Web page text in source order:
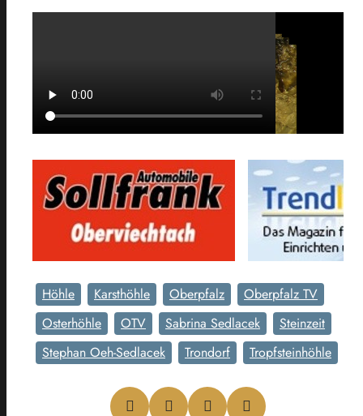
Höhle Karsthöhle Oberpfalz
Oberpfalz TV
Osterhöhle
OTV Sabrina Sedlacek
Steinzeit
Stephan Oeh-Sedlacek
Trondorf Tropfsteinhöhle